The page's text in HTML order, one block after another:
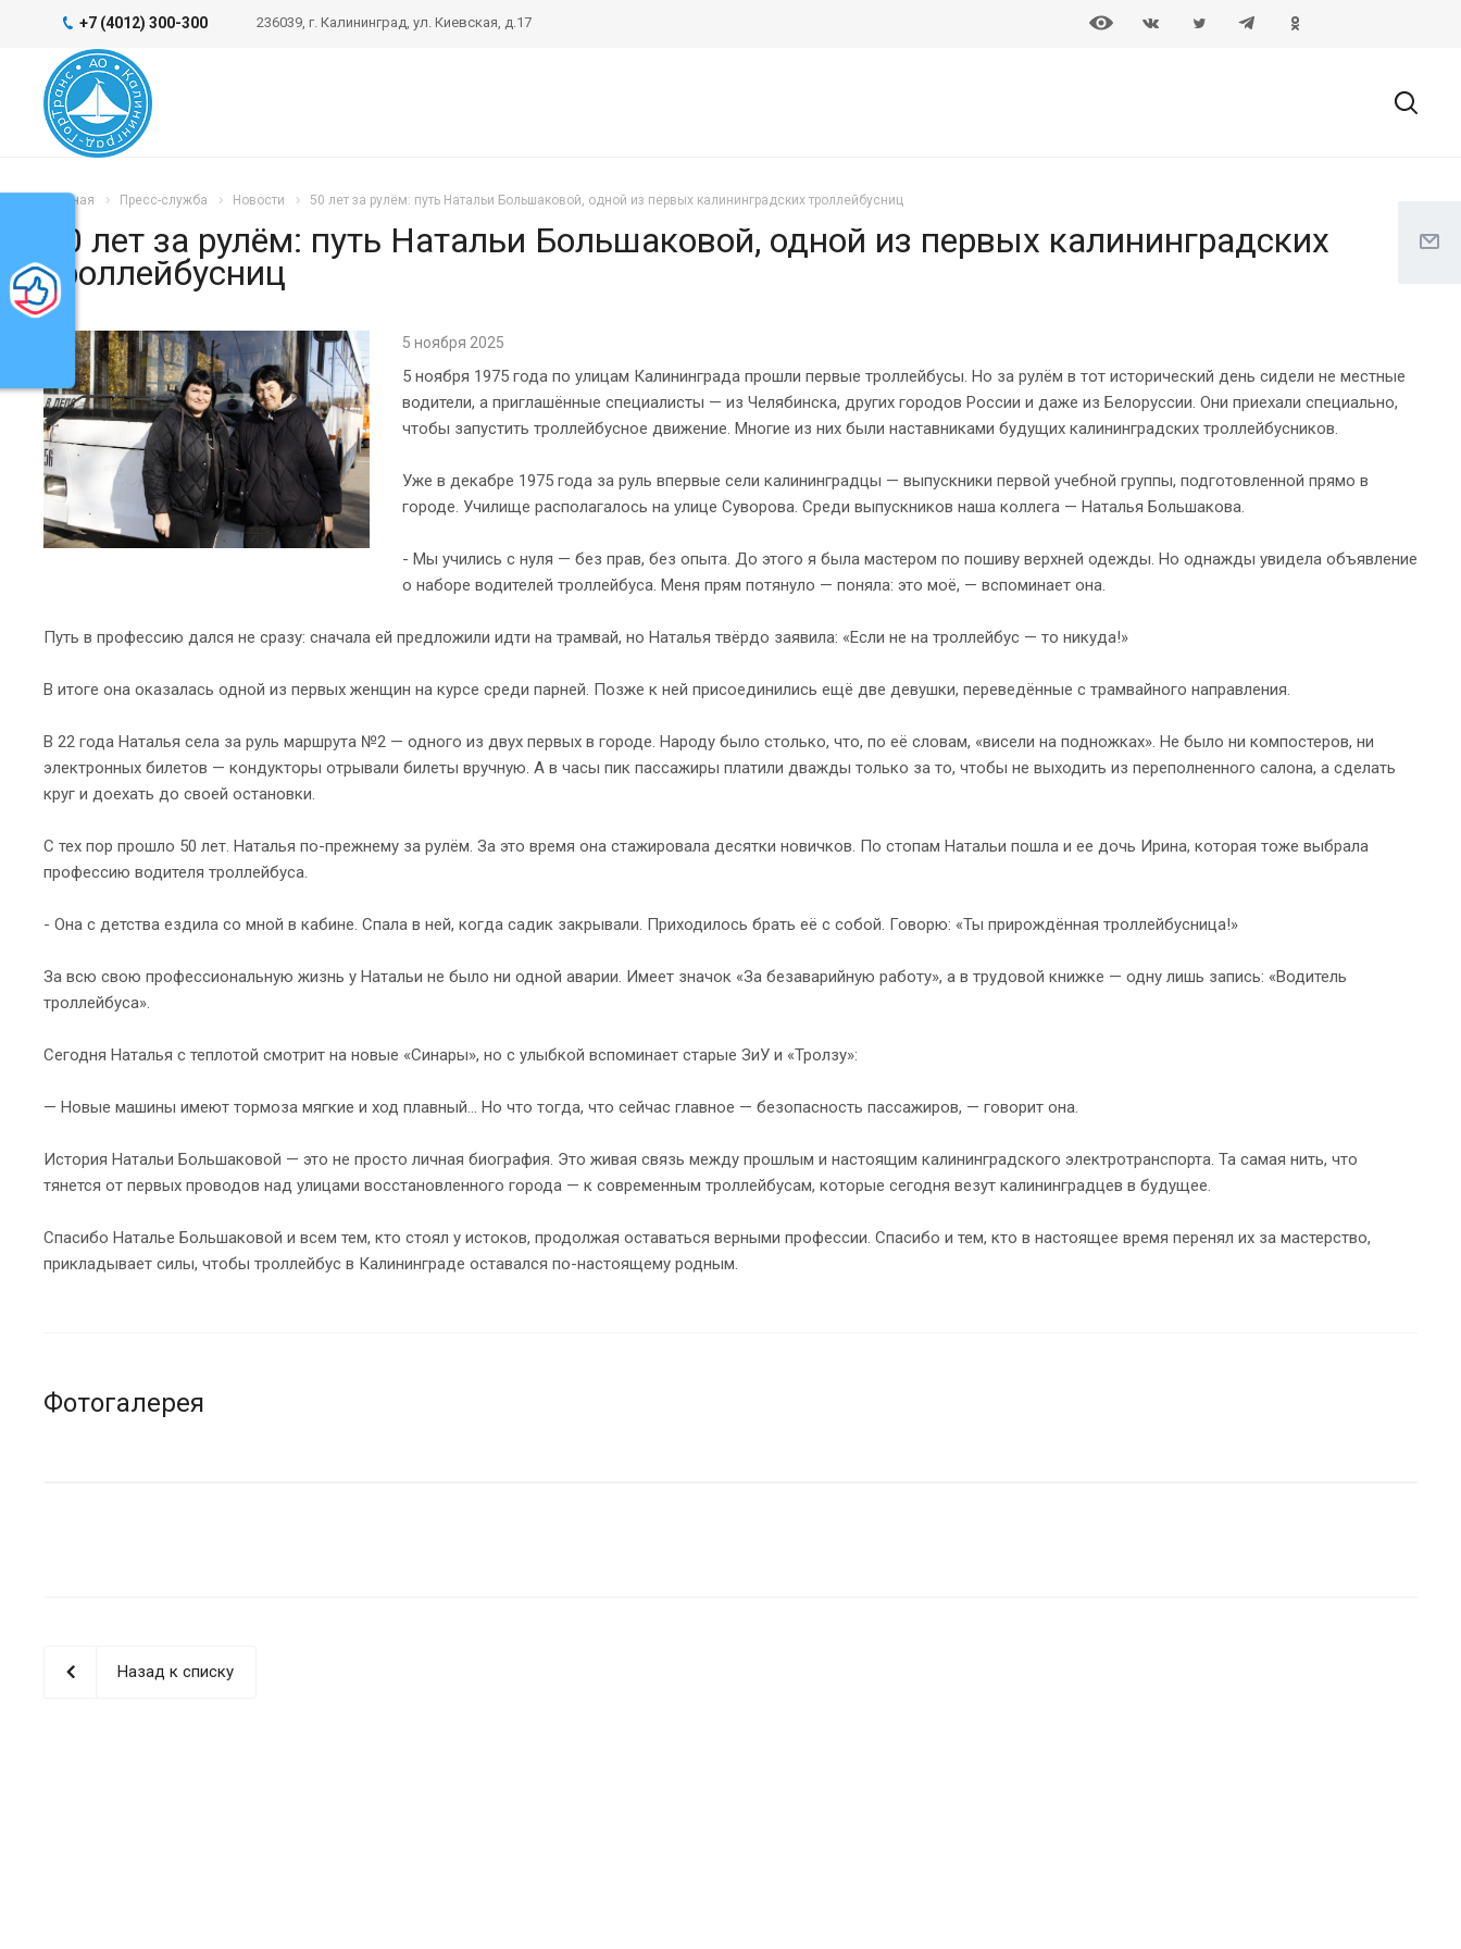
+7 (4012) 300-300 236039, г. Калининград, ул. Киевская, д.17
Главная Пресс-служба Новости 50 лет за рулём: путь Натальи Большаковой, одной из первых калининградских троллейбусниц
50 лет за рулём: путь Натальи Большаковой, одной из первых калининградских
троллейбусниц
5 ноября 2025
5 ноября 1975 года по улицам Калининграда прошли первые троллейбусы. Но за рулём в тот исторический день сидели не местные
водители, а приглашённые специалисты — из Челябинска, других городов России и даже из Белоруссии. Они приехали специально,
чтобы запустить троллейбусное движение. Многие из них были наставниками будущих калининградских троллейбусников.
Уже в декабре 1975 года за руль впервые сели калининградцы — выпускники первой учебной группы, подготовленной прямо в
городе. Училище располагалось на улице Суворова. Среди выпускников наша коллега — Наталья Большакова.
- Мы учились с нуля — без прав, без опыта. До этого я была мастером по пошиву верхней одежды. Но однажды увидела объявление
о наборе водителей троллейбуса. Меня прям потянуло — поняла: это моё, — вспоминает она.
Путь в профессию дался не сразу: сначала ей предложили идти на трамвай, но Наталья твёрдо заявила: «Если не на троллейбус — то никуда!»
В итоге она оказалась одной из первых женщин на курсе среди парней. Позже к ней присоединились ещё две девушки, переведённые с трамвайного направления.
В 22 года Наталья села за руль маршрута №2 — одного из двух первых в городе. Народу было столько, что, по её словам, «висели на подножках». Не было ни компостеров, ни
электронных билетов — кондукторы отрывали билеты вручную. А в часы пик пассажиры платили дважды только за то, чтобы не выходить из переполненного салона, а сделать
круг и доехать до своей остановки.
С тех пор прошло 50 лет. Наталья по-прежнему за рулём. За это время она стажировала десятки новичков. По стопам Натальи пошла и ее дочь Ирина, которая тоже выбрала
профессию водителя троллейбуса.
- Она с детства ездила со мной в кабине. Спала в ней, когда садик закрывали. Приходилось брать её с собой. Говорю: «Ты прирождённая троллейбусница!»
За всю свою профессиональную жизнь у Натальи не было ни одной аварии. Имеет значок «За безаварийную работу», а в трудовой книжке — одну лишь запись: «Водитель
троллейбуса».
Сегодня Наталья с теплотой смотрит на новые «Синары», но с улыбкой вспоминает старые ЗиУ и «Тролзу»:
— Новые машины имеют тормоза мягкие и ход плавный… Но что тогда, что сейчас главное — безопасность пассажиров, — говорит она.
История Натальи Большаковой — это не просто личная биография. Это живая связь между прошлым и настоящим калининградского электротранспорта. Та самая нить, что
тянется от первых проводов над улицами восстановленного города — к современным троллейбусам, которые сегодня везут калининградцев в будущее.
Спасибо Наталье Большаковой и всем тем, кто стоял у истоков, продолжая оставаться верными профессии. Спасибо и тем, кто в настоящее время перенял их за мастерство,
прикладывает силы, чтобы троллейбус в Калининграде оставался по-настоящему родным.
Фотогалерея
Назад к списку